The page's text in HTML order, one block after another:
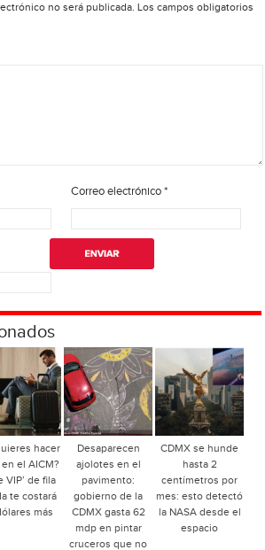
no será publicada. Los campos obligatorios
Correo electrónico*
hacer
en el AICM?
VIP’ de fila
te costará
más
Desaparecen
ajolotes en el
pavimento:
gobierno de la
CDMX gasta 62
mdp en pintar
cruceros que no
CDMX se hunde
hasta 2
centímetros por
mes: esto detectó
la NASA desde el
espacio